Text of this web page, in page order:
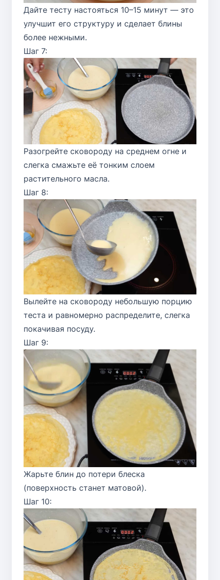
Дайте тесту настояться 10–15 минут — это
улучшит его структуру и сделает блины
более нежными.
Шаг 7:
Разогрейте сковороду на среднем огне и
слегка смажьте её тонким слоем
растительного масла.
Шаг 8:
Вылейте на сковороду небольшую порцию
теста и равномерно распределите, слегка
покачивая посуду.
Шаг 9:
Жарьте блин до потери блеска
(поверхность станет матовой).
Шаг 10: